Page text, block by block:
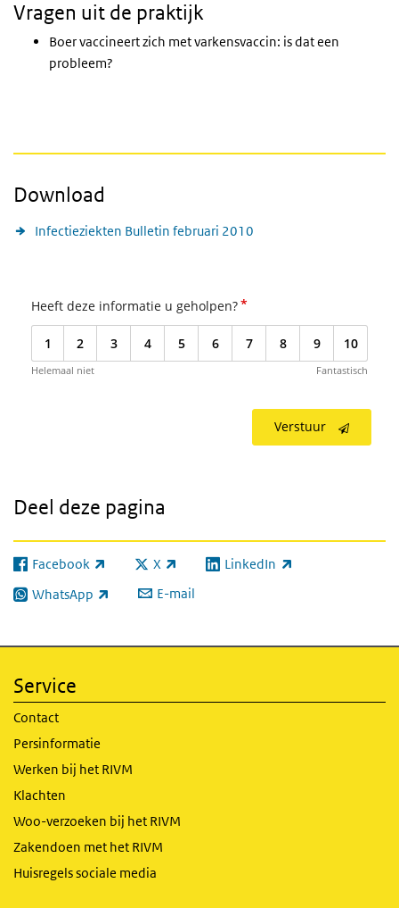
Vragen uit de praktijk
Boer vaccineert zich met varkensvaccin: is dat een
probleem?
Download
Infectieziekten Bulletin februari 2010
Heeft deze informatie u geholpen?*
1 2 3 4 5 6 7 8 9 10
Helemaal niet Fantastisch
Verstuur
Deel deze pagina
Facebook
(externe link) X
(externe link) LinkedIn
(externe link)
WhatsApp
(externe link) E-mail
Service
Contact
Persinformatie
Werken bij het RIVM
Klachten
Woo-verzoeken bij het RIVM
Zakendoen met het RIVM
Huisregels sociale media